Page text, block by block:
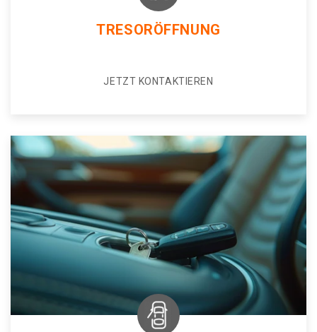
TRESORÖFFNUNG
JETZT KONTAKTIEREN